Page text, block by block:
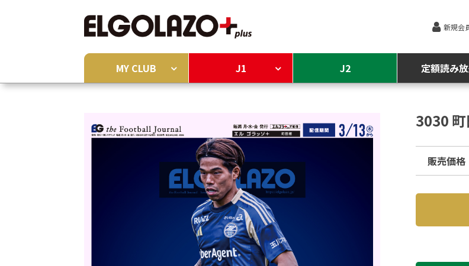
新規会
MY CLUB J1 J2 定額読み
3030
販売価格